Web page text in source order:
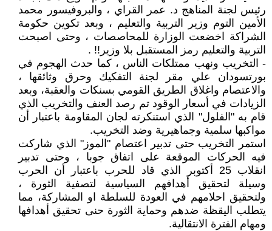
رئيس لجنة المناهج د. عمر القراي ، والبروفيسور محمد
الأمين التوم وزير التربية والتعليم ، وبعد تكوين حكومة
الشراكة اخضعت الوزارة للمحاصصات ، وحتى اصبحت
التربية والتعليم رمز المستقبل بلا وزير!! .
- التخريب ونهب ممتلكات الناس ، كما حدث الهجوم في
بورتسودان علي مقر لجنة التفكيك وحرق وثائقها ،
والاعتصام واغلاق الطريق القومي بسنكات والعقبة، وبعد
الزيادات في أسعار الوقود تم رصد العنف والتخريب الذي
قام به "الفلول" الذي استنكرته لجان المقاومة باعتبار أن
مواكبها سلمية وجماهيرية وضد التخريب.
استمر التخريب حتى تدبير اعتصام "الموز" الذي شاركت
فيه الحركات الموقعة على اتفاق جوبا ، وحتى تدبير
انقلاب 25 أكتوبر الذي قاد للحرب باعتبار أن الحرب
وسيلة لتحقيق أهدافهم السياسية لتصفية الثورة ،
ولتحقيق احلامهم في العودة للسلطة او المشاركة، مما
يتطلب اليقظة ضدهم وحماية الثورة حنى تحقيق أهدافها
ومهام الفترة الانتقالية.